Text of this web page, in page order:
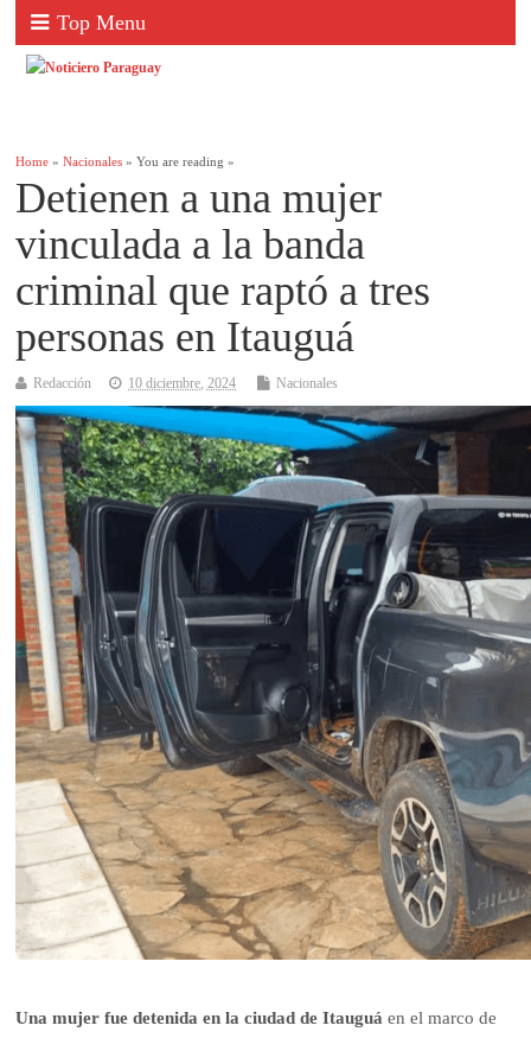
Top Menu
Home »Nacionales » You are reading »
Detienen a una mujer
vinculada a la banda
criminal que raptó a tres
personas en Itauguá
Redacción 10 diciembre, 2024 Nacionales
Una mujer fue detenida en la ciudad de Itauguáen el marco de